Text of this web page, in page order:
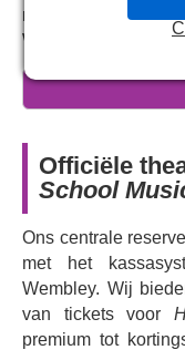
mede
Whelton, oprichters
Gebaseerd op de
Original-film die
in 2006 tijdens het
Camp. Daarna
in The Theatre of
Disney Theatrical
lanceerde. De
geboekt in
in januari 2008 in
Theatre in Londen.
Officiële
School
Ons centrale
met het
Wembley. Wij
van tickets voor
premium tot